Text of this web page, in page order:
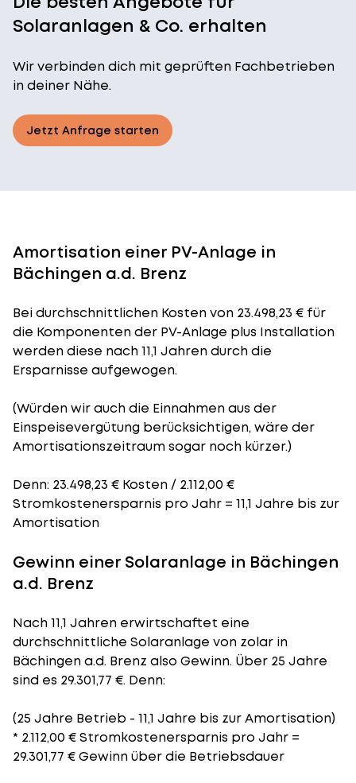
Solaranlagen & Co. erhalten
Wir verbinden dich mit geprüften Fachbetrieben
in deiner Nähe.
Jetzt Anfrage starten
Amortisation einer PV-Anlage in
Bächingen a.d. Brenz
Bei durchschnittlichen Kostenvon 23.498,23 € für
die Komponenten der PV-Anlage plus Installation
werden diese nach 11,1 Jahren durch die
Ersparnisse aufgewogen.
(Würden wir auch die Einnahmen aus der
Einspeisevergütung berücksichtigen, wäre der
Amortisationszeitraumsogar noch kürzer.)
Denn: 23.498,23 € Kosten / 2.112,00 €
Stromkostenersparnis pro Jahr = 11,1 Jahre bis zur
Amortisation
Gewinn einer Solaranlage in Bächingen
a.d. Brenz
Nach 11,1 Jahren erwirtschaftet eine
durchschnittliche Solaranlage von zolar in
Bächingen a.d. Brenz also Gewinn. Über 25 Jahre
sind es 29.301,77 €. Denn:
(25 Jahre Betrieb - 11,1 Jahre bis zur Amortisation)
* 2.112,00 € Stromkostenersparnis pro Jahr =
29.301,77 € Gewinn über die Betriebsdauer